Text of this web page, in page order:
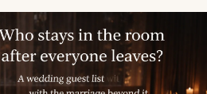
сделать это различие четко,
который соответствует как
так и социальной